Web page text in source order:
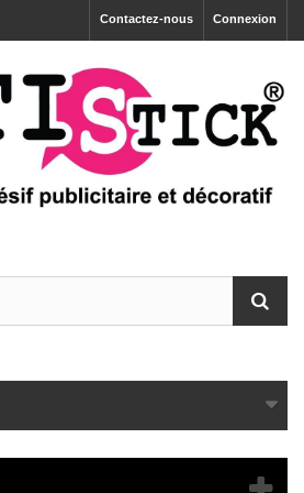
Connexion
Contactez-nous